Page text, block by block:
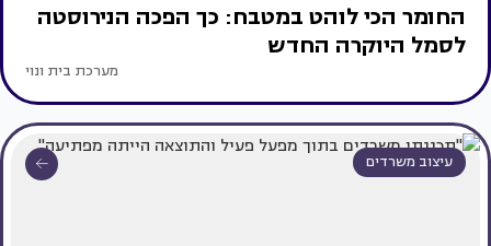
החומר הכי לוהט במטבח: כך הפכה הנירוסטה
לסמל היוקרה החדש
מערכת בית ונוי
עיצוב משרדים